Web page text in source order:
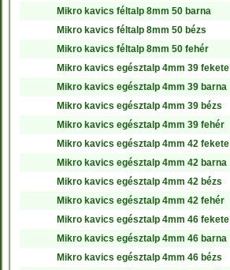
Mikro kavics féltalp 8mm 50 barna
Mikro kavics féltalp 8mm 50 bézs
Mikro kavics féltalp 8mm 50 fehér
Mikro kavics egésztalp 4mm 39 fekete
Mikro kavics egésztalp 4mm 39 barna
Mikro kavics egésztalp 4mm 39 bézs
Mikro kavics egésztalp 4mm 39 fehér
Mikro kavics egésztalp 4mm 42 fekete
Mikro kavics egésztalp 4mm 42 barna
Mikro kavics egésztalp 4mm 42 bézs
Mikro kavics egésztalp 4mm 42 fehér
Mikro kavics egésztalp 4mm 46 fekete
Mikro kavics egésztalp 4mm 46 barna
Mikro kavics egésztalp 4mm 46 bézs